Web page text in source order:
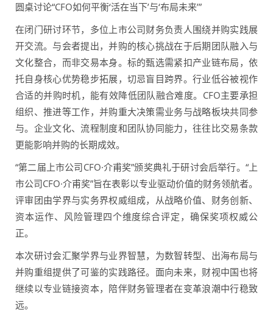
圆桌讨论“CFO如何平衡‘活在当下’与‘布局未来’”
在闭门研讨环节，多位上市公司财务负责人围绕并购实践展
开交流。与会者提出，并购的核心挑战在于后期团队融入与
文化整合，而非交易本身。标的甄选需紧扣产业链布局，依
托自身核心优势稳步拓展，切忌盲目跨界。行业低谷被视作
合适的并购时机，能有效降低团队融合难度。CFO主要承担
组织、推进等工作，并购重大决策需业务与战略板块共同参
与。企业文化、流程制度和团队协同能力，往往比交易条款
更能影响并购的长期成效。
“第二届上市公司CFO·介甫奖”颁奖典礼于研讨会后举行。“上
市公司CFO·介甫奖”旨在表彰以专业驱动价值的财务领航者。
评审团由学界与实务界权威组成，从战略价值、财务创新、
资本运作、风险管理四个维度综合评定，确保奖项权威公
正。
本次研讨会汇聚学界与业界智慧，为数智转型、出海布局与
并购重组提供了可鉴的实践路径。面向未来，财视中国也将
继续以专业链接资本，陪伴财务管理者在变革浪潮中行稳致
远。